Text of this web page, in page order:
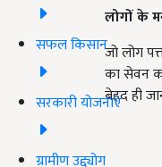
सफल किसान
सरकारी योजनाएं
ग्रामीण उद्द्योग
लोगों के
जो लोग
का सेवन
बेहद ही